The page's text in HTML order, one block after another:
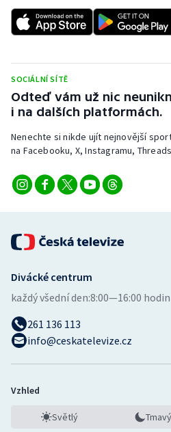
SOCIÁLNÍ SÍTĚ
Odteď vám už nic
i na dalších platformách.
Nenechte si nikde ujít nejnovější
na Facebooku, X, Instagramu,
Divácké centrum
každý všední den:8:00—16:00 hodin
261 136 113
info@ceskatelevize.cz
Vzhled
Světlý Tmavý